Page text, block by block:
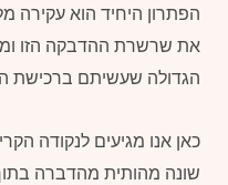
הפתרון היחיד הוא עקירה
את שרשרת ההדבקה הזו
הגדולה שעשיתם ברכישת
כאן אנו מגיעים לנקודה
שונה מהותית מהדברה